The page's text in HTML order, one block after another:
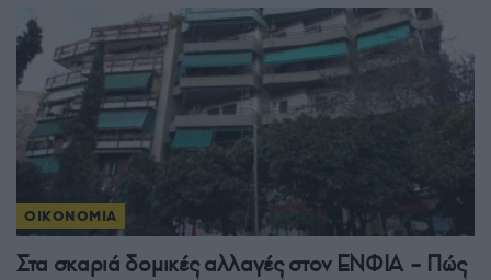
ΟΙΚΟΝΟΜΙΑ
Στα σκαριά δομικές αλλαγές στον ΕΝΦΙΑ – Πώς